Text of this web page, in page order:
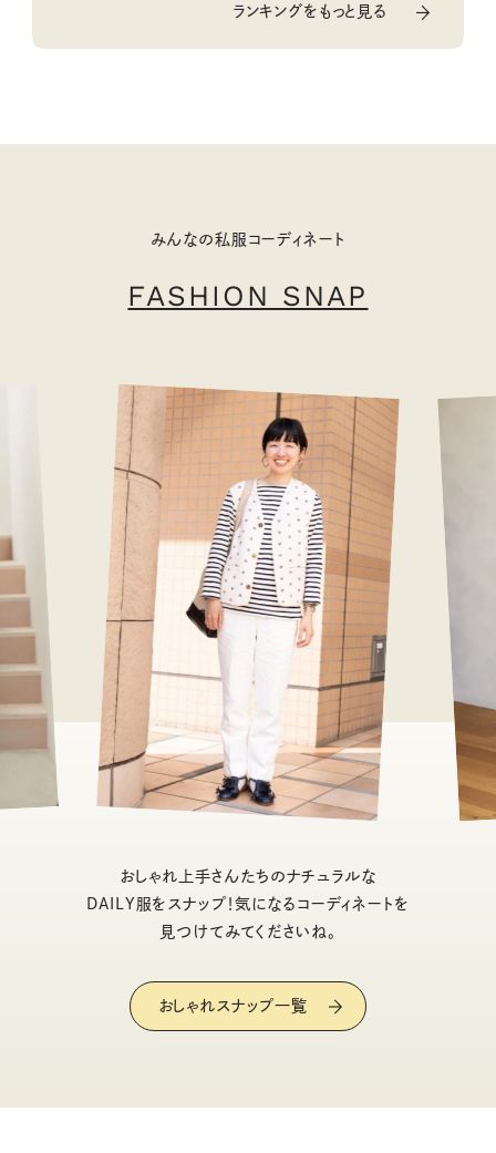
ランキングをもっと見る
みんなの私服コーディネート
FASHION SNAP
おしゃれ上手さんたちのナチュラルな
DAILY服をスナップ！気になるコーディネートを
見つけてみてくださいね。
おしゃれスナップ一覧